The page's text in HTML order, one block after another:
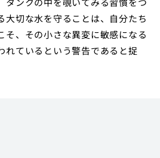
切な水を守ることは、自分たち
、その小さな異変に敏感になる
れているという警告であると捉